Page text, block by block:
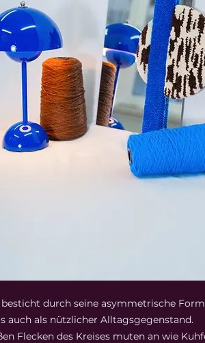
besticht durch seine asymmetrische
auch als nützlicher Alltagsgegenstand.
Flecken des Kreises muten an wie